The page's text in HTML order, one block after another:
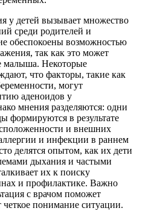
у детей вызывает множество
среди родителей и
обеспокоены возможностью
так как это может
малыша. Некоторые
что факторы, такие как
могут
аденоидов у
мнения разделяются: одни
формируются в результате
и внешних
и инфекции в раннем
делятся опытом, как их дети
дыхания и частыми
их к поиску
и профилактике. Важно
с врачом поможет
четкое понимание ситуации.